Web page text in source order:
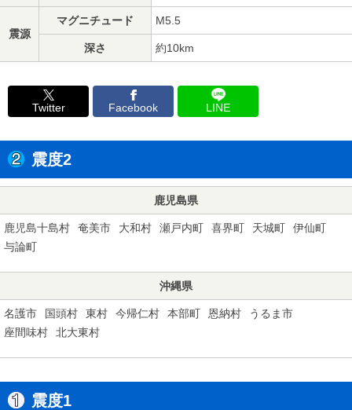
震源
マグニチュード M5.5
深さ 約10km
Twitter Facebook LINE
震度2
鹿児島県
鹿児島十島村 奄美市 大和村 瀬戸内町 喜界町 天城町
伊仙町
与論町
沖縄県
名護市 国頭村 東村 今帰仁村 本部町 恩納村
うるま市
座間味村
北大東村
震度1